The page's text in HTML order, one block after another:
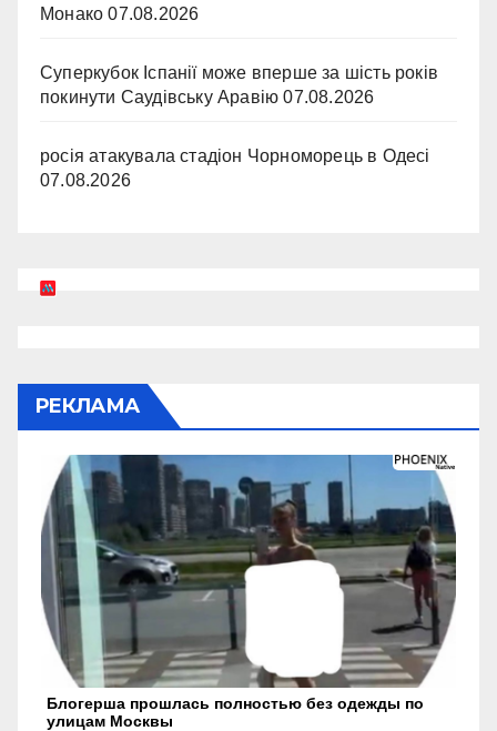
Монако 07.08.2026
Суперкубок Іспанії може вперше за шість років
покинути Саудівську Аравію 07.08.2026
росія атакувала стадіон Чорноморець в Одесі
07.08.2026
РЕКЛАМА
Блогерша прошлась полностью без одежды по
улицам Москвы